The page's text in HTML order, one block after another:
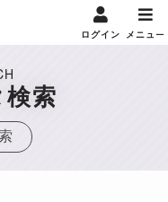
ログイン メニュー
索